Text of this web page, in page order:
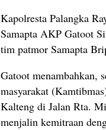
Kapolresta Palangka
Samapta AKP Gatoot
tim patmor Samapta
Gatoot menambahkan,
masyarakat
Kalteng di Jalan Rta.
menjalin kemitraan